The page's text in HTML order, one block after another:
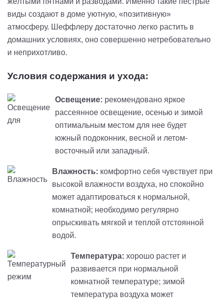
виды создают в доме уютную, «позитивную»
атмосферу. Шеффлеру достаточно легко растить в
домашних условиях, оно совершенно нетребовательно
и неприхотливо.
Условия содержания и ухода:
Освещение: рекомендовано яркое
рассеянное освещение, осенью и зимой
оптимальным местом для нее будет
южный подоконник, весной и летом-
восточный или западный.
Влажность: комфортно себя чувствует при
высокой влажности воздуха, но спокойно
может адаптироваться к нормальной,
комнатной; необходимо регулярно
опрыскивать мягкой и теплой отстоянной
водой.
Температура: хорошо растет и
развивается при нормальной
комнатной температуре; зимой
температура воздуха может